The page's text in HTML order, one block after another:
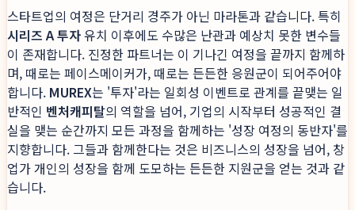
스타트업의 여정은 단거리 경주가 아닌 마라톤과 같습니다. 특히
시리즈 A 투자유치 이후에도 수많은 난관과 예상치 못한 변수들
이 존재합니다. 진정한 파트너는 이 기나긴 여정을 끝까지 함께하
며, 때로는 페이스메이커가, 때로는 든든한 응원군이 되어주어야
합니다. MUREX는 '투자'라는 일회성 이벤트로 관계를 끝맺는 일
반적인 벤처캐피탈의 역할을 넘어, 기업의 시작부터 성공적인 결
실을 맺는 순간까지 모든 과정을 함께하는 '성장 여정의 동반자'를
지향합니다. 그들과 함께한다는 것은 비즈니스의 성장을 넘어, 창
업가 개인의 성장을 함께 도모하는 든든한 지원군을 얻는 것과 같
습니다.